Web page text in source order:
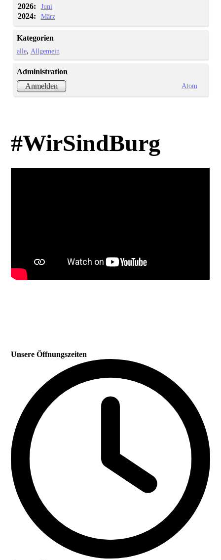
2026: Juni
2024: März
Kategorien
alle Allgemein
Administration
Anmelden
Atom
#WirSindBurg
Unsere Öffnungszeiten